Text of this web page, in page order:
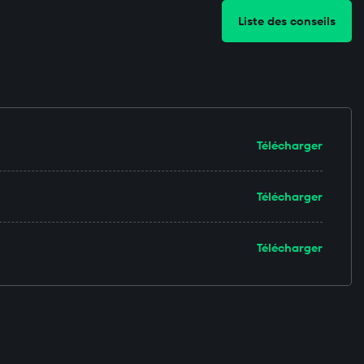
Liste des conseils
Télécharger
Télécharger
Télécharger